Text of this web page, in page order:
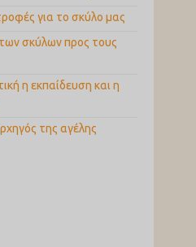
για το σκύλο μας
σκύλων προς τους
η εκπαίδευση και η
της αγέλης